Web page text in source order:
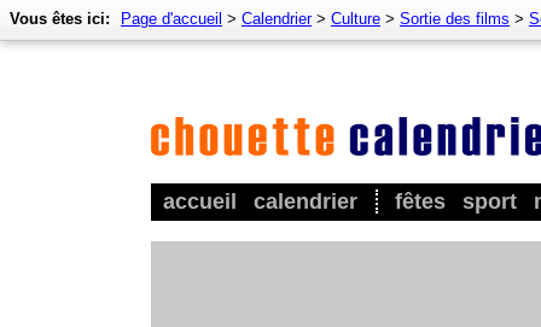
accueil calendrier fêtes sport
Vous êtes ici: Page d'accueil > Calendrier> Culture > Sortie des films >